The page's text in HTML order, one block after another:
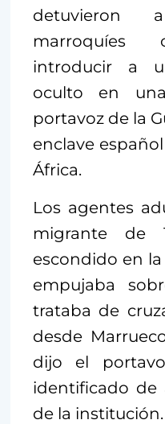
detuvieron
marroquíes
introducir a
oculto en
portavoz de la
enclave
África.
Los agentes
migrante de
escondido en
empujaba
trataba de
desde
dijo el
identificado de
de la institución.